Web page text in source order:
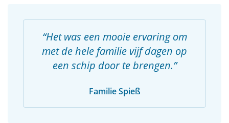
Het was een mooie ervaring om
met de hele familie vijf dagen op
een schip door te brengen.
Familie Spieß